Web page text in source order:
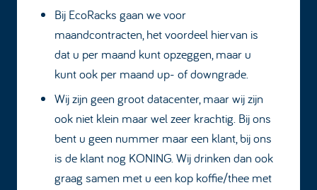
Bij EcoRacks gaan we voor
maandcontracten, het voordeel hiervan is
dat u per maand kunt opzeggen, maar u
kunt ook per maand up- of downgrade.
Wij zijn geen groot datacenter, maar wij zijn
ook niet klein maar wel zeer krachtig. Bij ons
bent u geen nummer maar een klant, bij ons
is de klant nog KONING. Wij drinken dan ook
graag samen met u een kop koffie/thee met